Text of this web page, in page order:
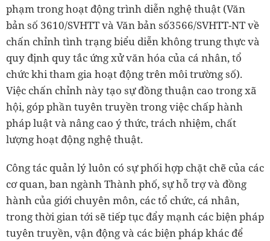
phạm trong hoạt động trình diễn nghệ thuật (Văn
bản số 3610/SVHTT và Văn bản số3566/SVHTT-NT về
chấn chỉnh tình trạng biểu diễn không trung thực và
quy định quy tắc ứng xử văn hóa của cá nhân, tổ
chức khi tham gia hoạt động trên môi trường số).
Việc chấn chỉnh này tạo sự đồng thuận cao trong xã
hội, góp phần tuyên truyền trong việc chấp hành
pháp luật và nâng cao ý thức, trách nhiệm, chất
lượng hoạt động nghệ thuật.
Công tác quản lý luôn có sự phối hợp chặt chẽ của các
cơ quan, ban ngành Thành phố, sự hỗ trợ và đồng
hành của giới chuyên môn, các tổ chức, cá nhân,
trong thời gian tới sẽ tiếp tục đẩy mạnh các biện pháp
tuyên truyền, vận động và các biện pháp khác để